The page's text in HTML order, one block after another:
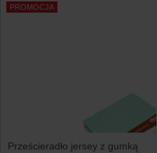
PROMOCJA
Prześcieradło jersey z gumką